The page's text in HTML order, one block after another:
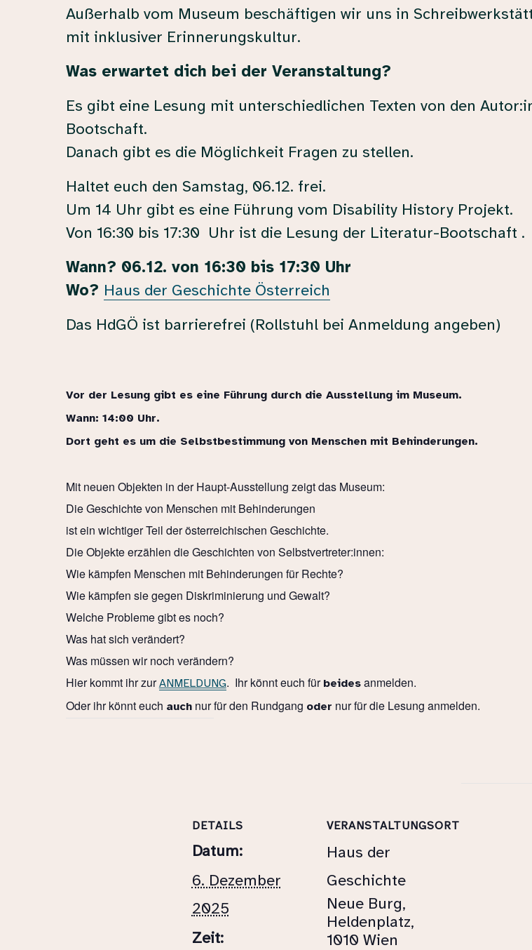
Außerhalb vom Museum beschäftigen wir uns in
mit inklusiver Erinnerungskultur.
Was erwartet dich bei der Veranstaltung?
Es gibt eine Lesung mit unterschiedlichen Texten von den
Bootschaft.
Danach gibt es die Möglichkeit Fragen zu stellen.
Haltet euch den Samstag, 06.12. frei.
Um 14 Uhr gibt es eine Führung vom Disability History Projekt.
Von 16:30 bis 17:30 Uhr ist die Lesung der Literatur-Bootschaft .
Wann? 06.12. von 16:30 bis 17:30 Uhr
Wo? Haus der Geschichte Österreich
Das HdGÖ ist barrierefrei (Rollstuhl bei Anmeldung angeben)
Vor der Lesung gibt es eine Führung durch die Ausstellung im Museum.
Wann: 14:00 Uhr.
Dort geht es um die Selbstbestimmung von Menschen mit Behinderungen.
Mit neuen Objekten in der Haupt-Ausstellung zeigt das Museum:
Die Geschichte von Menschen mit Behinderungen
ist ein wichtiger Teil der österreichischen Geschichte.
Die Objekte erzählen die Geschichten von Selbstvertreter:innen:
Wie kämpfen Menschen mit Behinderungen für Rechte?
Wie kämpfen sie gegen Diskriminierung und Gewalt?
Welche Probleme gibt es noch?
Was hat sich verändert?
Was müssen wir noch verändern?
Hier kommt ihr zurANMELDUNG. Ihr könnt euch für beidesanmelden.
Oder ihr könnt euch auchnur für den Rundgang oder nur für die Lesung anmelden.
DETAILS
Datum:
6. Dezember
2025
Zeit:
VERANSTALTUNGSORT
Haus der
Geschichte
Neue Burg,
Heldenplatz,
1010 Wien